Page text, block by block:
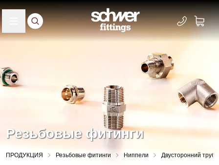
Резьбовые фитинги
ПРОДУКЦИЯ Резьбовые фитинги Ниппели Двусторонний